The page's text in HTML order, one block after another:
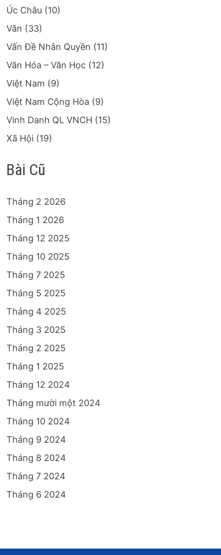
Úc Châu (10)
Văn (33)
Vấn Đề Nhân Quyền (11)
Văn Hóa – Văn Học (12)
Việt Nam (9)
Việt Nam Cộng Hòa (9)
Vinh Danh QL VNCH (15)
Xã Hội (19)
Bài Cũ
Tháng 2 2026
Tháng 1 2026
Tháng 12 2025
Tháng 10 2025
Tháng 7 2025
Tháng 5 2025
Tháng 4 2025
Tháng 3 2025
Tháng 2 2025
Tháng 1 2025
Tháng 12 2024
Tháng mười một 2024
Tháng 10 2024
Tháng 9 2024
Tháng 8 2024
Tháng 7 2024
Tháng 6 2024